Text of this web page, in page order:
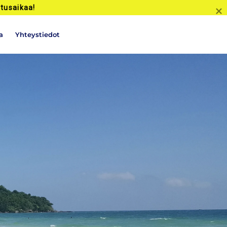
Yhteystiedot